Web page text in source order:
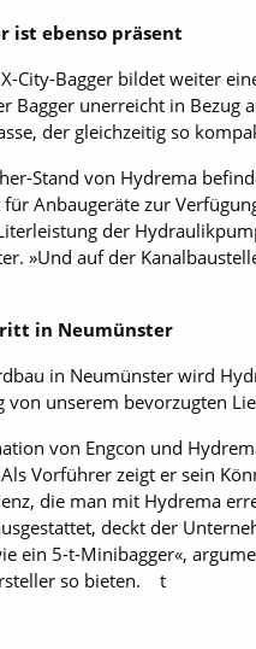
ist ebenso präsent
City-Bagger bildet weiter
Bagger unerreicht in Bezug
der gleichzeitig so
Stand von Hydrema
für Anbaugeräte zur
der
»Und auf der
in Neumünster
in Neumünster wird
von unserem bevorzugten
von Engcon und
Vorführer zeigt er sein
die man mit Hydrema
deckt der
ein 5-t-Minibagger«,
so bieten. t